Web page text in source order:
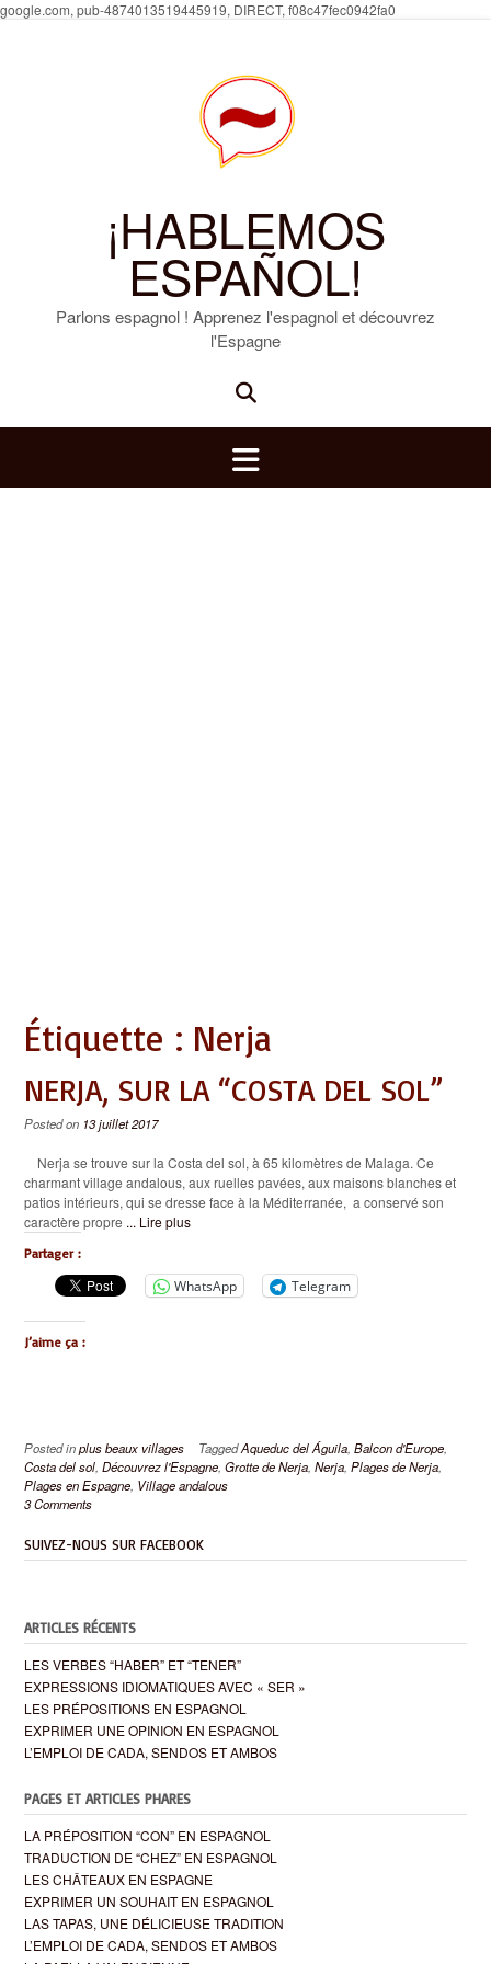
google.com, pub-4874013519445919, DIRECT, f08c47fec0942fa0
¡HABLEMOS
ESPAÑOL!
Parlons espagnol ! Apprenez l'espagnol et découvrez
l'Espagne
Étiquette : Nerja
NERJA, SUR LA “COSTA DEL SOL”
Posted on 13 juillet 2017
Nerja se trouve sur la Costa del sol, à 65 kilomètres de Malaga. Ce
charmant village andalous, aux ruelles pavées, aux maisons blanches et
patios intérieurs, qui se dresse face à la Méditerranée, a conservé son
caractère propre ... Lire plus
Partager :
WhatsApp Telegram
J’aime ça :
Posted inplus beaux villages TaggedAqueduc del Águila, Balcon d'Europe,
Costa del sol, Découvrez l'Espagne, Grotte de Nerja, Nerja, Plages de Nerja,
Plages en Espagne, Village andalous
3 Comments
SUIVEZ-NOUS SUR FACEBOOK
ARTICLES RÉCENTS
LES VERBES “HABER” ET “TENER”
EXPRESSIONS IDIOMATIQUES AVEC « SER »
LES PRÉPOSITIONS EN ESPAGNOL
EXPRIMER UNE OPINION EN ESPAGNOL
L’EMPLOI DE CADA, SENDOS ET AMBOS
PAGES ET ARTICLES PHARES
LA PRÉPOSITION “CON” EN ESPAGNOL
TRADUCTION DE “CHEZ” EN ESPAGNOL
LES CHÂTEAUX EN ESPAGNE
EXPRIMER UN SOUHAIT EN ESPAGNOL
LAS TAPAS, UNE DÉLICIEUSE TRADITION
L’EMPLOI DE CADA, SENDOS ET AMBOS